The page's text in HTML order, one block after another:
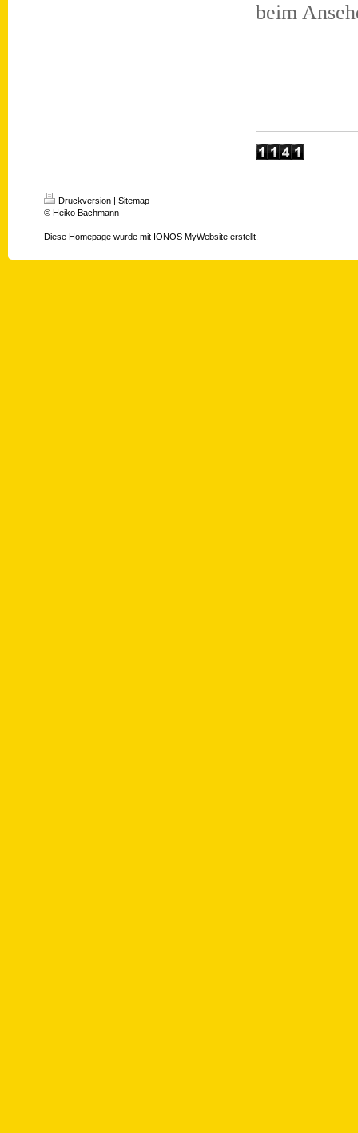
beim
Druckversion | Sitemap
© Heiko Bachmann
Diese Homepage wurde mit IONOS MyWebsite erstellt.